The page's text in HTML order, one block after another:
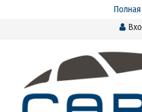
Полная